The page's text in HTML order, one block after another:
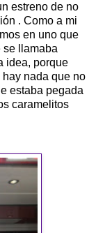
estreno de no
. Como a mi
en uno que
se llamaba
idea, porque
nada que no
estaba pegada
caramelitos